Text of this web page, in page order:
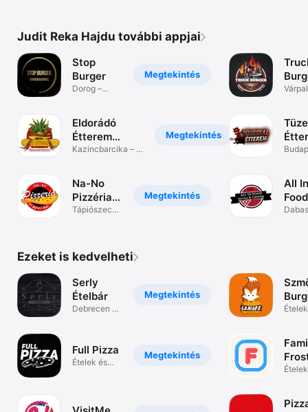
Judit Reka Hajdu további appjai
Megtekintés
Stop
Burger
Dorog –
Megtekintés
Eldorádó
Étterem
Kazincbarcika
Kazincbarcika –
Megtekintés
Na-No
Pizzéria
és Gyros
Tápiószecső
All In
Food
Ezeket is kedvelheti
Megtekintés
Serly
Ételbár
Debrecen –
Megtekintés
Full Pizza
Ételek és